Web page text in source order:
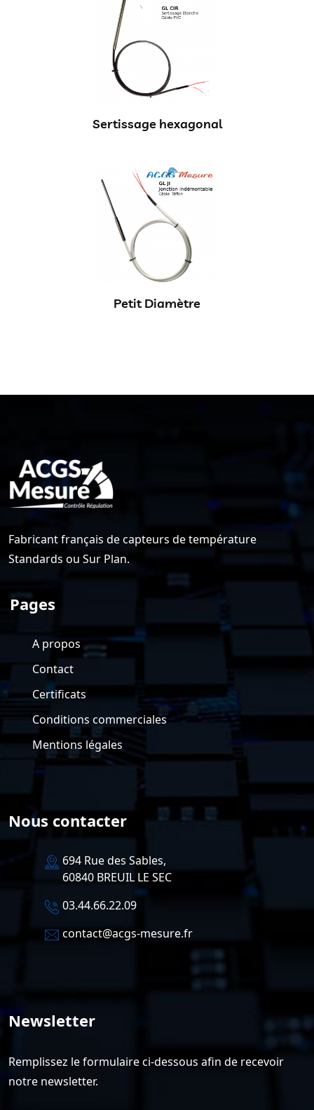
Sertissage hexagonal
Petit Diamètre
Fabricant français de capteurs de température
Standards ou Sur Plan.
Pages
A propos
Contact
Certificats
Conditions commerciales
Mentions légales
Nous contacter
694 Rue des Sables,
60840 BREUIL LE SEC
03.44.66.22.09
contact@acgs-mesure.fr
Newsletter
Remplissez le formulaire ci-dessous afin de recevoir
notre newsletter.